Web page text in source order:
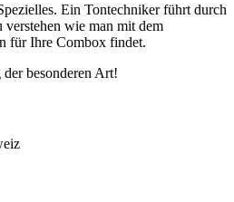
Ein Tontechniker führt durch
wie man mit dem
für Ihre Combox findet.
besonderen Art!